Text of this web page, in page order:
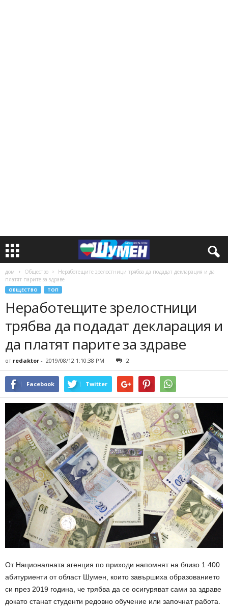
дом Общество
Неработещите зрелостници трябва да подадат декларация и да
платят парите за здраве
ОБЩЕСТВО ТОП
Неработещите зрелостници
трябва да подадат декларация и
да платят парите за здраве
от redaktor - 2019/08/12 1:10:38 PM 2
Facebook Twitter
От Националната агенция по приходи напомнят на близо 1 400
абитуриенти от област Шумен, които завършиха образованието
си през 2019 година, че трябва да се осигуряват сами за здраве
докато станат студенти редовно обучение или започнат работа.